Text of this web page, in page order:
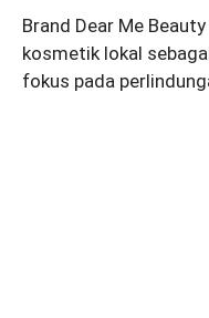
Brand Dear Me
kosmetik lokal
fokus pada